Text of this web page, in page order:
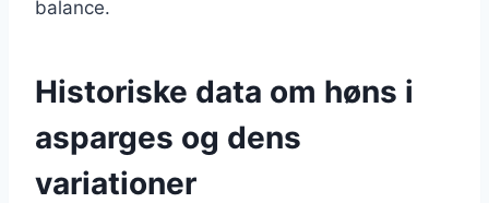
balance.
Historiske data om høns i
asparges og dens
variationer